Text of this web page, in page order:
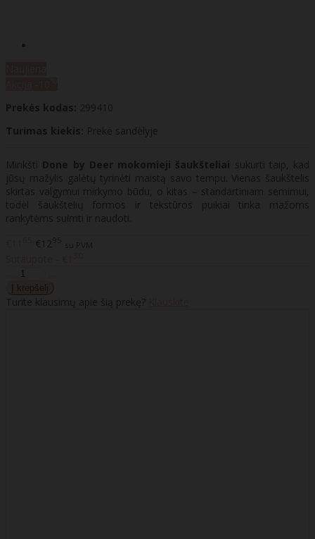
Prekės kodas: 299410
Turimas kiekis: Prekė sandėlyje
Minkšti Done by Deer mokomieji šaukšteliai sukurti taip, kad
jūsų mažylis galėtų tyrinėti maistą savo tempu. Vienas šaukštelis
skirtas valgymui mirkymo būdu, o kitas – standartiniam semimui,
todėl šaukštelių formos ir tekstūros puikiai tinka mažoms
rankytėms suimti ir naudoti.
€1295 su PVM
Turite klausimų apie šią prekę?